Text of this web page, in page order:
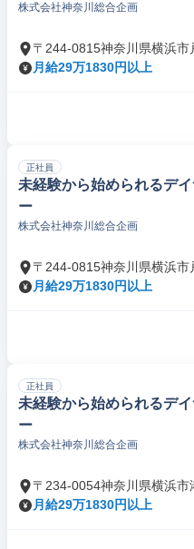
株式会社神奈川総合企画
〒244-0815神奈川県横浜市
月給29万1830円以上
正社員
未経験から始められるデ
ー
株式会社神奈川総合企画
〒244-0815神奈川県横浜市
月給29万1830円以上
正社員
未経験から始められるデ
ー
株式会社神奈川総合企画
〒234-0054神奈川県横浜市
月給29万1830円以上